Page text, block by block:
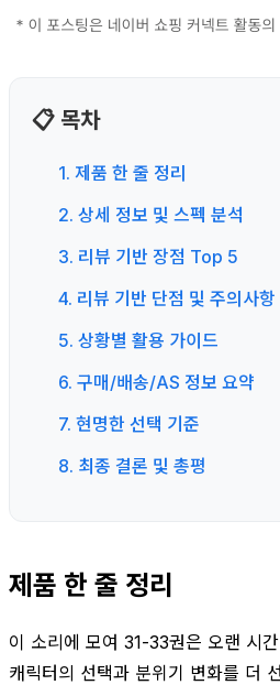
📋 목차
1. 제품 한 줄 정리
2. 상세 정보 및 스펙 분석
3. 리뷰 기반 장점 Top 5
4. 리뷰 기반 단점 및 주의사항
5. 상황별 활용 가이드
6. 구매/배송/AS 정보 요약
7. 현명한 선택 기준
8. 최종 결론 및 총평
제품 한 줄 정리
이 소리에 모여 31-33권은 오랜 시
캐릭터의 선택과 분위기 변화를 더